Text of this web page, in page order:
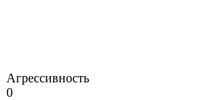
Агрессивность
0